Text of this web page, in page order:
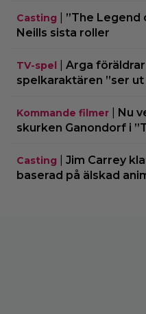
Casting
”The Legend
Neills sista roller
TV-spel
Arga
spelkaraktären ”ser ut
Kommande filmer
Nu
skurken Ganondorf i
Casting
Jim Carrey
baserad på älskad